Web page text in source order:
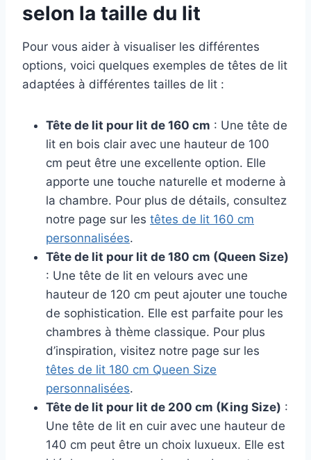
selon la taille du lit
Pour vous aider à visualiser les différentes
options, voici quelques exemples de têtes de lit
adaptées à différentes tailles de lit :
Tête de lit pour lit de 160 cm : Une tête de
lit en bois clair avec une hauteur de 100
cm peut être une excellente option. Elle
apporte une touche naturelle et moderne à
la chambre. Pour plus de détails, consultez
notre page sur les têtes de lit 160 cm
personnalisées.
Tête de lit pour lit de 180 cm (Queen Size)
: Une tête de lit en velours avec une
hauteur de 120 cm peut ajouter une touche
de sophistication. Elle est parfaite pour les
chambres à thème classique. Pour plus
d’inspiration, visitez notre page sur les
têtes de lit 180 cm Queen Size
personnalisées.
Tête de lit pour lit de 200 cm (King Size) :
Une tête de lit en cuir avec une hauteur de
140 cm peut être un choix luxueux. Elle est